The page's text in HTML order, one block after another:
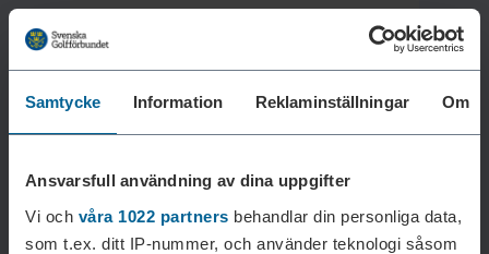
Samtycke Information Reklaminställningar Om
Ansvarsfull användning av dina uppgifter
Vi och våra 1022 partners behandlar din personliga data,
som t.ex. ditt IP-nummer, och använder teknologi såsom
Laddar reklam...